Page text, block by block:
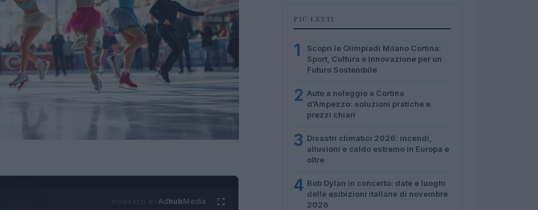
AdhubMedia
PIÙ LETTI
1
Scopri le Olimpiadi Milano Cortina:
Sport, Cultura e Innovazione per un
Futuro Sostenibile
2 Auto a noleggio a Cortina
d’Ampezzo: soluzioni pratiche e
prezzi chiari
3 Disastri climatici 2026: incendi,
alluvioni e caldo estremo in Europa e
oltre
4 Bob Dylan in concerto: date e luoghi
delle esibizioni italiane di novembre
2026